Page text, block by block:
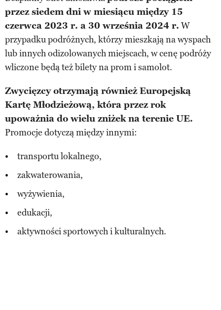
przez siedem dni w miesiącu między 15
czerwca 2023 r. a 30 września 2024 r. W
przypadku podróżnych, którzy mieszkają na wyspach
lub innych odizolowanych miejscach, w cenę podróży
wliczone będą też bilety na prom i samolot.
Zwycięzcy otrzymają również Europejską
Kartę Młodzieżową, która przez rok
upoważnia do wielu zniżek na terenie UE.
Promocje dotyczą między innymi:
transportu lokalnego,
zakwaterowania,
wyżywienia,
edukacji,
aktywności sportowych i kulturalnych.